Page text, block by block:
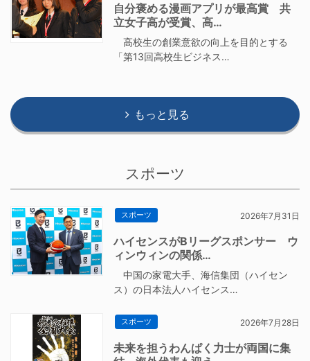
自分褒める漫画アプリが最高賞 共
立女子高が受賞、高…
高校生の創業意欲の向上を目的とする
「第13回高校生ビジネス…
もっと見る
スポーツ
スポーツ 2026年7月31日
ハイセンスがBリーグスポンサー ウ
ィンウィンの関係…
中国の家電大手、海信集団（ハイセン
ス）の日本法人ハイセンス…
スポーツ 2026年7月28日
未来を担うわんぱく力士が両国に集